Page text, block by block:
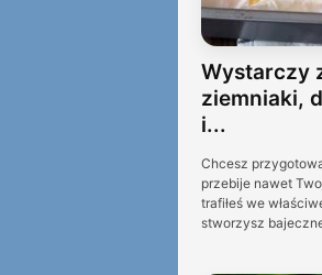
Wystarczy
ziemniaki,
i...
Chcesz
przebije nawet
trafiłeś we
stworzysz